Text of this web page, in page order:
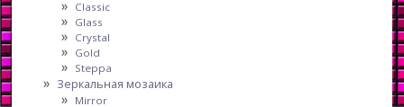
Classic
Glass
Crystal
Gold
Steppa
Зеркальная мозаика
Mirror